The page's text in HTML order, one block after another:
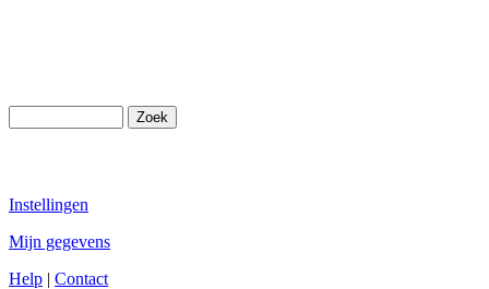
Instellingen
Mijn gegevens
Help | Contact